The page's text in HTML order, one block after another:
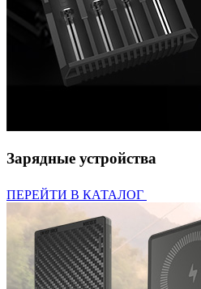
Зарядные устройства
ПЕРЕЙТИ В КАТАЛОГ